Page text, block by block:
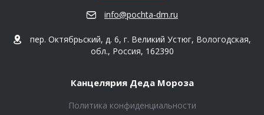
info@pochta-dm.ru
пер. Октябрьский, д. 6, г. Великий Устюг, Вологодская,
обл., Россия, 162390
Канцелярия Деда Мороза
Политика конфиденциальности